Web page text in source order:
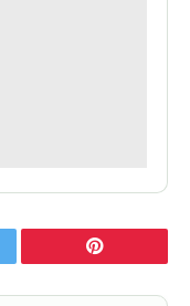
Pinterest